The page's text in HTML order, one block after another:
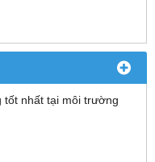
tốt nhất tại môi trường